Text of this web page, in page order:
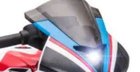
FestivalesVideojuegos Música